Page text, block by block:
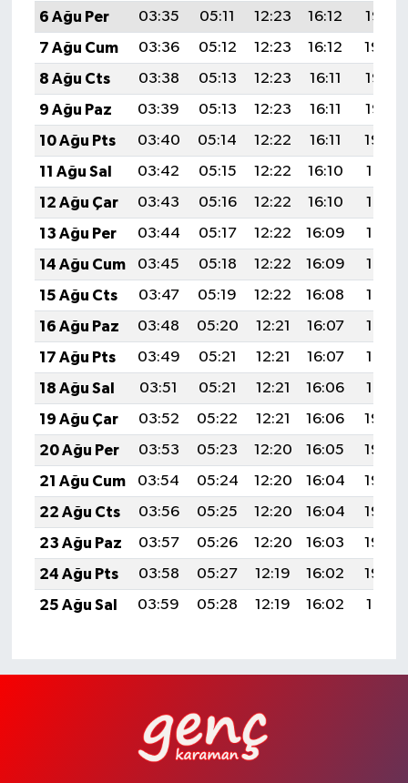
6 Ağu Per
03:35 05:11 12:23 16:12
19:25
7 Ağu Cum
03:36 05:12 12:23 16:12
19:24
8 Ağu Cts
03:38 05:13 12:23 16:11
19:23
9 Ağu Paz
03:39 05:13 12:23 16:11
19:22
10 Ağu Pts
03:40 05:14 12:22 16:11
19:20
11 Ağu Sal
03:42 05:15 12:22 16:10
19:19
12 Ağu Çar
03:43 05:16 12:22 16:10
19:18
13 Ağu Per
03:44 05:17 12:22 16:09
19:17
14 Ağu Cum
03:45 05:18 12:22 16:09
19:16
15 Ağu Cts
03:47 05:19 12:22 16:08
19:14
16 Ağu Paz
03:48 05:20 12:21 16:07
19:13
17 Ağu Pts
03:49 05:21 12:21 16:07
19:12
18 Ağu Sal
03:51 05:21 12:21 16:06
19:10
19 Ağu Çar
03:52 05:22 12:21 16:06
19:09
20 Ağu Per
03:53 05:23 12:20 16:05
19:08
21 Ağu Cum
03:54 05:24 12:20 16:04
19:06
22 Ağu Cts
03:56 05:25 12:20 16:04
19:05
23 Ağu Paz
03:57 05:26 12:20 16:03
19:04
24 Ağu Pts
03:58 05:27 12:19 16:02
19:02
25 Ağu Sal
03:59 05:28 12:19 16:02 19:01